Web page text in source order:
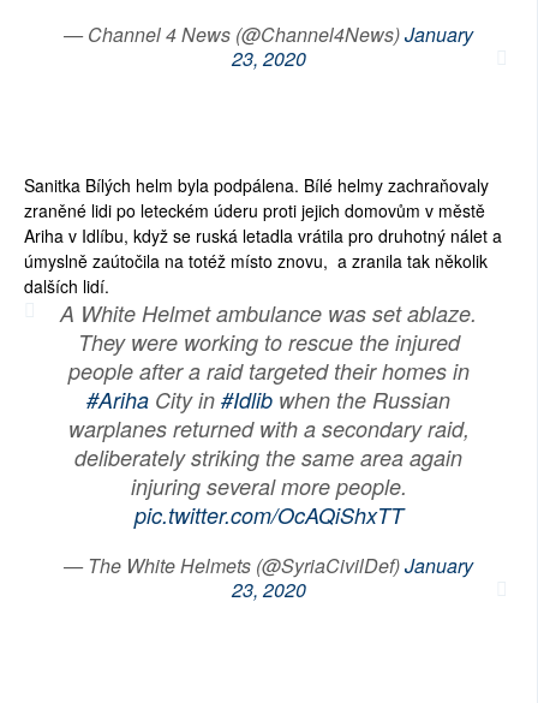
PLNÁ VERZE STRÁNEK
— Channel 4 News (@Channel4News)January
23, 2020
Sanitka Bílých helm byla podpálena. Bílé helmy zachraňovaly
zraněné lidi po leteckém úderu proti jejich domovům v městě
Ariha v Idlíbu, když se ruská letadla vrátila pro druhotný nálet a
úmyslně zaútočila na totéž místo znovu, a zranila tak několik
dalších lidí.
A White Helmet ambulance was set ablaze.
They were working to rescue the injured
people after a raid targeted their homes in
#Ariha City in #Idlib when the Russian
warplanes returned with a secondary raid,
deliberately striking the same area again
injuring several more people.
pic.twitter.com/OcAQiShxTT
— The White Helmets (@SyriaCivilDef)January
23, 2020